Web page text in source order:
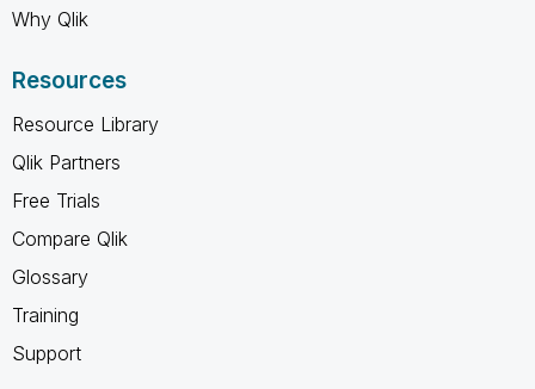
Why Qlik
Resources
Resource Library
Qlik Partners
Free Trials
Compare Qlik
Glossary
Training
Support